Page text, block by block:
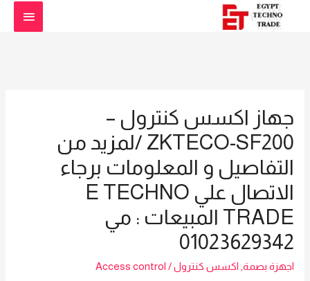
جهاز اكسس كنترول –
ZKTECO-SF200 /لمزيد من
التفاصيل و المعلومات برجاء
الاتصال علي E TECHNO
TRADE المبيعات : مي
01023629342
اجهزة بصمة, اكسس كنترول /
Access control